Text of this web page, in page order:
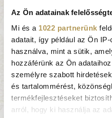
Az Ön adatainak
Mi és a 1022 partnerünk
adatait, így például az Ön
használva, mint a sütik,
hozzáférünk az Ön
személyre szabott
és tartalommérést,
termékfejlesztéseket
arról, hogy ki használja az
appreciate the calls from
the Dr. Rose staff
whenever we book an
appointment to get
more information about
the problem. Good to
get this feedback survey
from time to time so
that we could share our